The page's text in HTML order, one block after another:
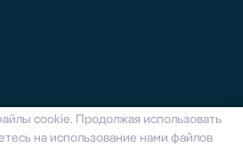
Все права защищены
cookie. Продолжая использовать
на использование нами файлов